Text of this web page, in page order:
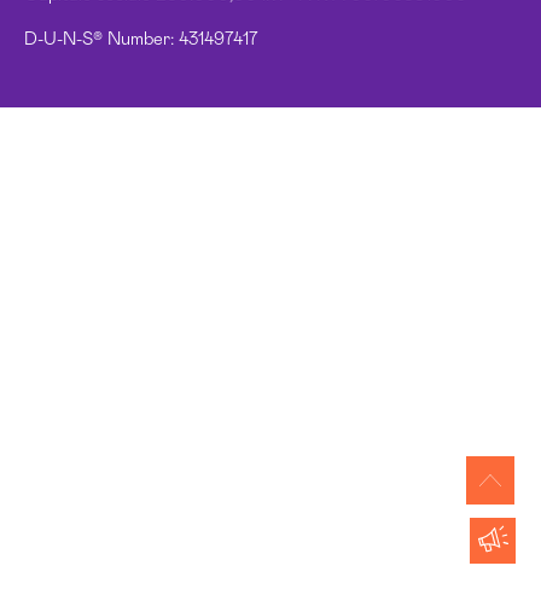
D-U-N-S® Number: 431497417